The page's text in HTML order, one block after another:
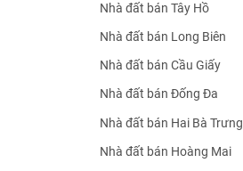
Nhà đất bán Tây Hồ
Nhà đất bán Long Biên
Nhà đất bán Cầu Giấy
Nhà đất bán Đống Đa
Nhà đất bán Hai Bà Trưng
Nhà đất bán Hoàng Mai